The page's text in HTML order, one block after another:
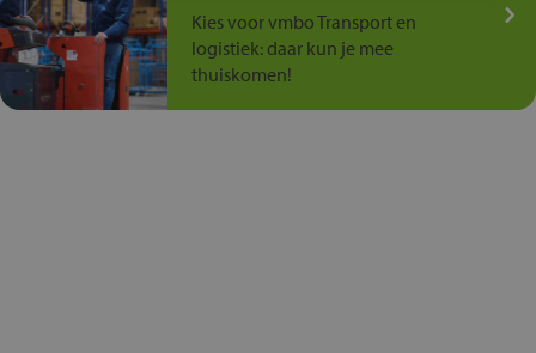
Kies voor vmbo Transport en
logistiek: daar kun je mee
thuiskomen!